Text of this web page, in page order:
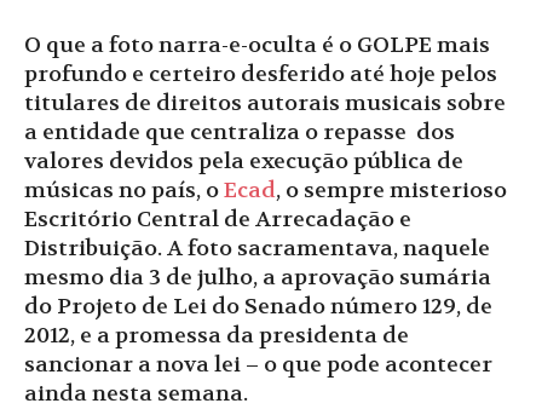
O que a foto narra-e-oculta é o GOLPE mais
profundo e certeiro desferido até hoje pelos
titulares de direitos autorais musicais sobre
a entidade que centraliza o repasse dos
valores devidos pela execução pública de
músicas no país, oEcad, o sempre misterioso
Escritório Central de Arrecadação e
Distribuição. A foto sacramentava, naquele
mesmo dia 3 de julho, a aprovação sumária
do Projeto de Lei do Senado número 129, de
2012, e a promessa da presidenta de
sancionar a nova lei – o que pode acontecer
ainda nesta semana.